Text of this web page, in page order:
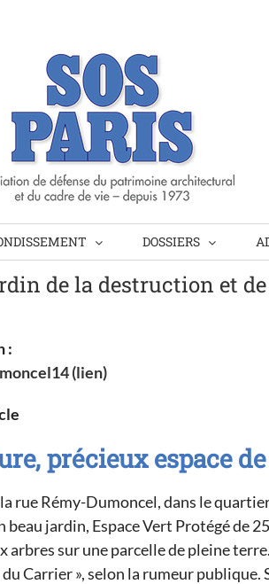
DOSSIERS
de la destruction et
:
(lien)
précieux espace
la rue Rémy-Dumoncel, dans le
beau jardin, Espace Vert Protégé de
sur une parcelle de pleine
Carrier », selon la rumeur publique.